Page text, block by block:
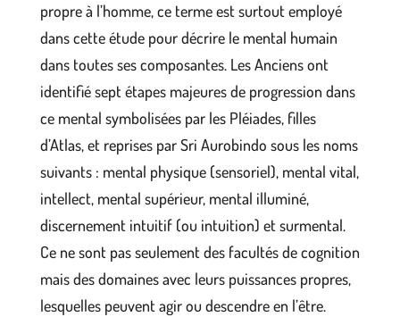
propre à l’homme, ce terme est surtout employé
dans cette étude pour décrire le mental humain
dans toutes ses composantes. Les Anciens ont
identifié sept étapes majeures de progression dans
ce mental symbolisées par les Pléiades, filles
d’Atlas, et reprises par Sri Aurobindo sous les noms
suivants : mental physique (sensoriel), mental vital,
intellect, mental supérieur, mental illuminé,
discernement intuitif (ou intuition) et surmental.
Ce ne sont pas seulement des facultés de cognition
mais des domaines avec leurs puissances propres,
lesquelles peuvent agir ou descendre en l’être.